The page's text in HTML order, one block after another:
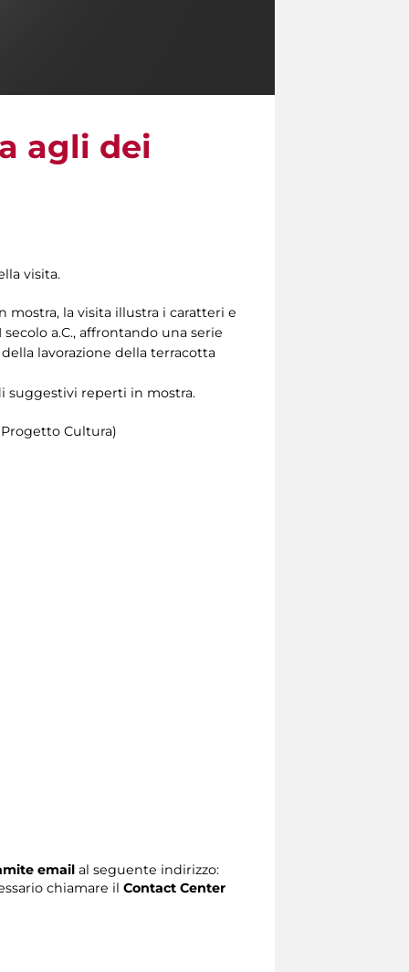
agli dei
visita.
la visita illustra i caratteri e
a.C., affrontando una serie
lavorazione della terracotta
suggestivi reperti in mostra.
Cultura)
email al seguente indirizzo:
chiamare il Contact Center